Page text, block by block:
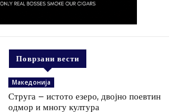
Поврзани вести
Македонија
Струга – истото езеро, двојно поевтин
одмор и многу култура